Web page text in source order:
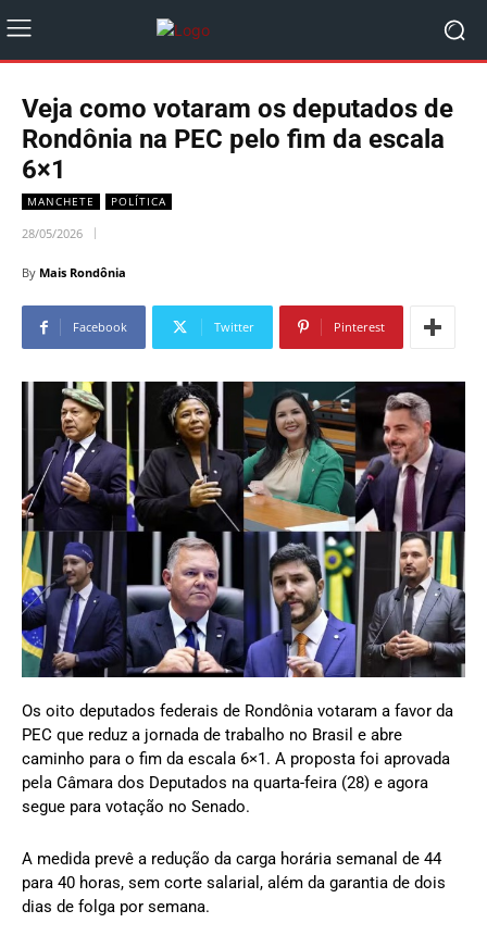
Veja como votaram os deputados de
Rondônia na PEC pelo fim da escala
6×1
MANCHETE POLÍTICA
28/05/2026
By Mais Rondônia
Facebook Twitter Pinterest
Os oito deputados federais de Rondônia votaram a favor da
PEC que reduz a jornada de trabalho no Brasil e abre
caminho para o fim da escala 6×1. A proposta foi aprovada
pela Câmara dos Deputados na quarta-feira (28) e agora
segue para votação no Senado.
A medida prevê a redução da carga horária semanal de 44
para 40 horas, sem corte salarial, além da garantia de dois
dias de folga por semana.